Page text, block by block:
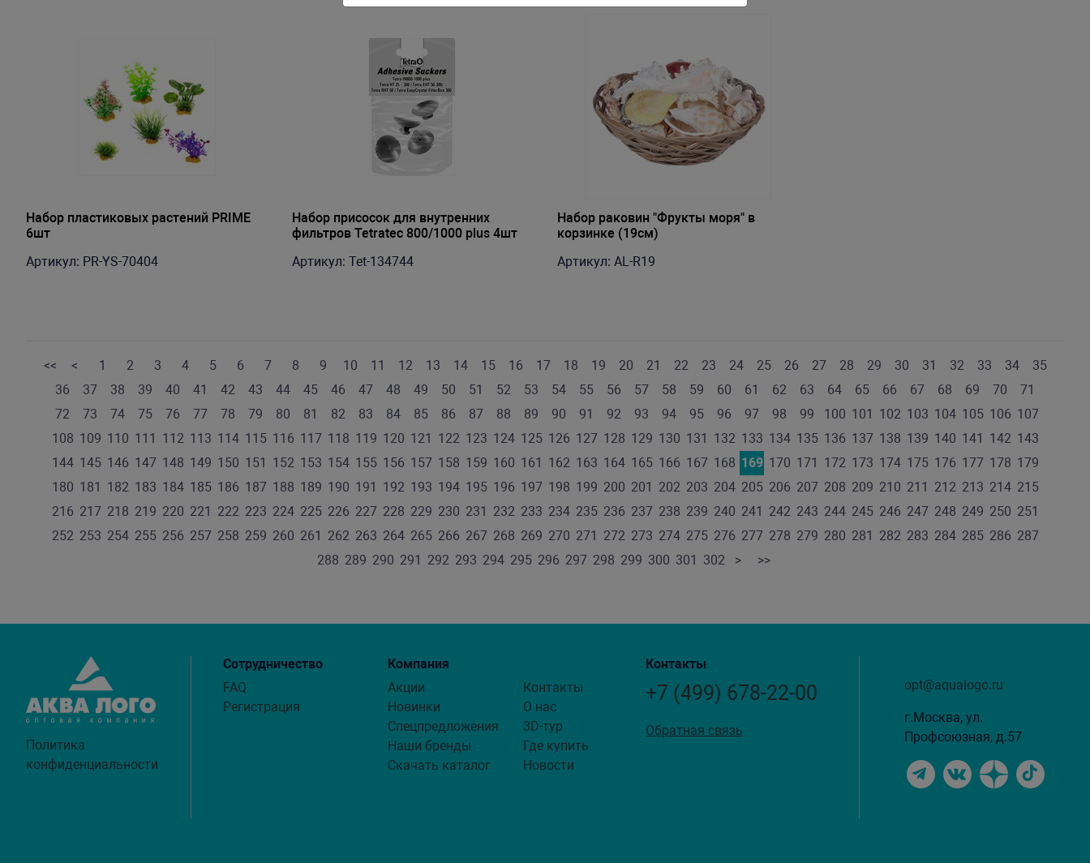
Набор пластиковых растений PRIME
6шт
Артикул: PR-YS-70404
Набор присосок для внутренних
фильтров Tetratec 800/1000 plus 4шт
Артикул: Tet-134744
Набор раковин "Фрукты моря" в
корзинке (19см)
Артикул: AL-R19
<< < 1 2 3 4 5 6 7 8 9 10 11 12 13 14 15 16 17 18 19 20 21 22 23 24 25 26 27 28 29 30 31 32 33 34
35
36
37 38 39 40 41 42 43 44 45 46 47 48 49 50 51 52 53 54 55 56 57 58 59 60 61 62 63 64 65 66 67 68 69 70
71
72
73 74 75 76 77 78 79 80 81 82 83 84 85 86 87 88 89 90 91 92 93 94 95 96 97 98 99 100 101 102 103 104 105 106 107
108 109 110 111 112 113 114 115 116 117 118 119 120 121 122 123 124 125 126 127 128 129 130 131 132 133 134 135 136 137 138 139 140 141 142 143
144 145 146 147 148 149 150 151 152 153 154 155 156 157 158 159 160 161 162 163 164 165 166 167 168 169 170 171 172 173 174 175 176 177 178 179
180 181 182 183 184 185 186 187 188 189 190 191 192 193 194 195 196 197 198 199 200 201 202 203 204 205 206 207 208 209 210 211 212 213 214 215
216 217 218 219 220 221 222 223 224 225 226 227 228 229 230 231 232 233 234 235 236 237 238 239 240 241 242 243 244 245 246 247 248 249 250 251
252 253 254 255 256 257 258 259 260 261 262 263 264 265 266 267 268 269 270 271 272 273 274 275 276 277 278 279 280 281 282 283 284 285 286 287
288 289 290 291 292 293 294 295 296 297 298 299 300 301 302 > >>
Политика
конфиденциальности
Сотрудничество
FAQ
Регистрация
Компания
Акции
Новинки
Спецпредложения
Наши бренды
Скачать каталог
Контакты
О нас
3D-тур
Где купить
Новости
Контакты
+7 (499) 678-22-00
Обратная связь
opt@aqualogo.ru
г.Москва, ул.
Профсоюзная, д.57